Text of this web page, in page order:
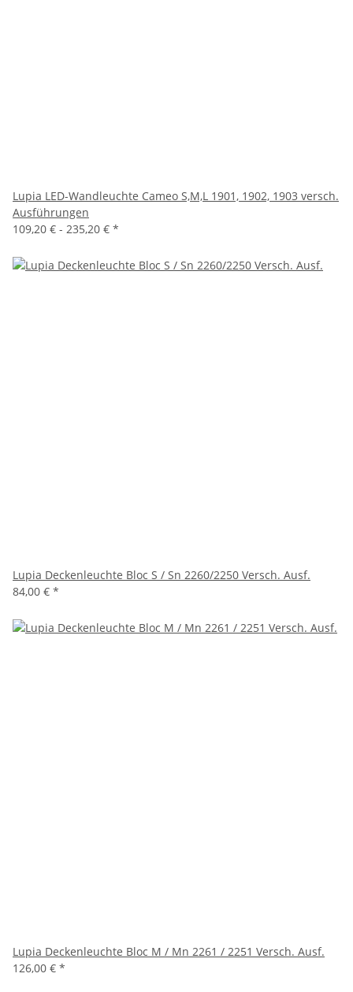
Lupia LED-Wandleuchte Cameo S,M,L 1901, 1902, 1903 versch.
Ausführungen
109,20 € - 235,20 € *
Lupia Deckenleuchte Bloc S / Sn 2260/2250 Versch. Ausf.
84,00 € *
Lupia Deckenleuchte Bloc M / Mn 2261 / 2251 Versch. Ausf.
126,00 € *